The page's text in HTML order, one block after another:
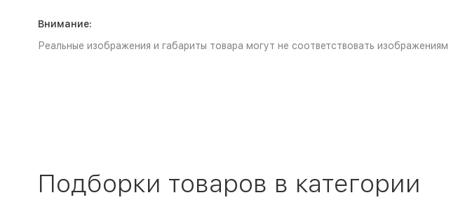
Внимание:
Реальные изображения и габариты товара могут не соответствовать
Подборки товаров в категории